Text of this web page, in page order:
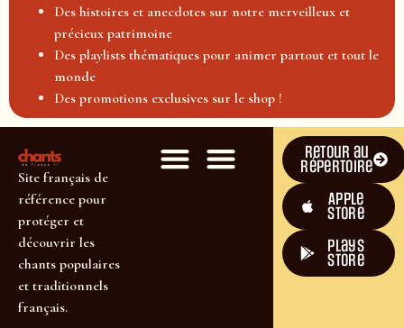
Des histoires et anecdotes sur notre merveilleux et
précieux patrimoine
Des playlists thématiques pour animer partout et tout le
monde
Des promotions exclusives sur le shop !
Site français de
référence pour
protéger et
découvrir les
chants populaires
et traditionnels
français.
Retour au
répertoire
Apple
Store
plays
store